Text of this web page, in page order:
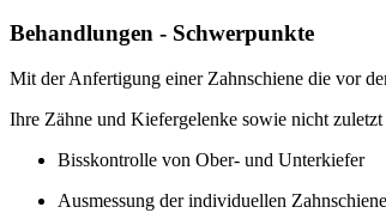
Behandlungen - Schwerpunkte
Mit der Anfertigung einer Zahnschiene die vor
Ihre Zähne und Kiefergelenke sowie nicht
Bisskontrolle von Ober- und Unterkiefer
Ausmessung der individuellen Zahnschiene